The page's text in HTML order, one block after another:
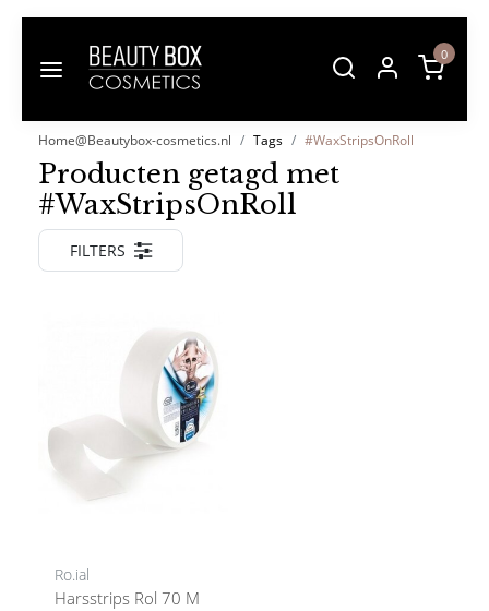
0
Home@Beautybox-cosmetics.nl Tags #WaxStripsOnRoll
Producten getagd met
#WaxStripsOnRoll
FILTERS
Ro.ial
Harsstrips Rol 70 M